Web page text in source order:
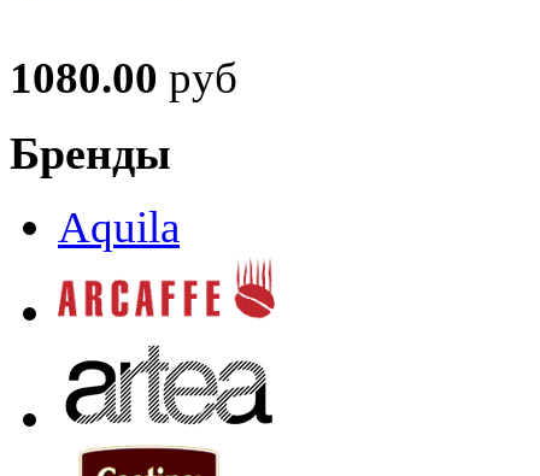
1080.00 руб
Бренды
Aquila